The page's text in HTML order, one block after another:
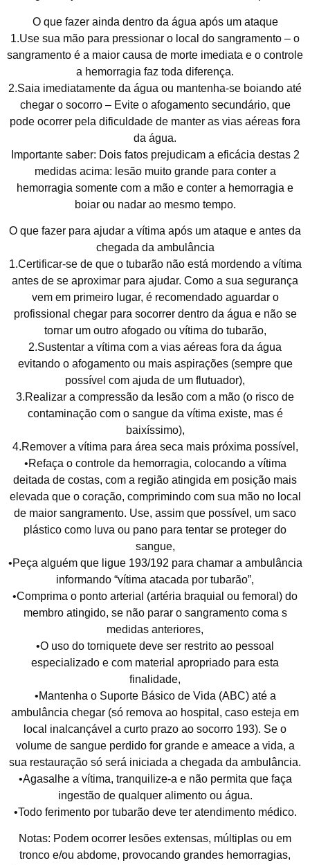
O que fazer ainda dentro da água após um ataque
1.Use sua mão para pressionar o local do sangramento – o
sangramento é a maior causa de morte imediata e o controle
a hemorragia faz toda diferença.
2.Saia imediatamente da água ou mantenha-se boiando até
chegar o socorro – Evite o afogamento secundário, que
pode ocorrer pela dificuldade de manter as vias aéreas fora
da água.
Importante saber: Dois fatos prejudicam a eficácia destas 2
medidas acima: lesão muito grande para conter a
hemorragia somente com a mão e conter a hemorragia e
boiar ou nadar ao mesmo tempo.
O que fazer para ajudar a vítima após um ataque e antes da
chegada da ambulância
1.Certificar-se de que o tubarão não está mordendo a vítima
antes de se aproximar para ajudar. Como a sua segurança
vem em primeiro lugar, é recomendado aguardar o
profissional chegar para socorrer dentro da água e não se
tornar um outro afogado ou vítima do tubarão,
2.Sustentar a vítima com a vias aéreas fora da água
evitando o afogamento ou mais aspirações (sempre que
possível com ajuda de um flutuador),
3.Realizar a compressão da lesão com a mão (o risco de
contaminação com o sangue da vítima existe, mas é
baixíssimo),
4.Remover a vítima para área seca mais próxima possível,
•Refaça o controle da hemorragia, colocando a vítima
deitada de costas, com a região atingida em posição mais
elevada que o coração, comprimindo com sua mão no local
de maior sangramento. Use, assim que possível, um saco
plástico como luva ou pano para tentar se proteger do
sangue,
•Peça alguém que ligue 193/192 para chamar a ambulância
informando “vítima atacada por tubarão”,
•Comprima o ponto arterial (artéria braquial ou femoral) do
membro atingido, se não parar o sangramento coma s
medidas anteriores,
•O uso do torniquete deve ser restrito ao pessoal
especializado e com material apropriado para esta
finalidade,
•Mantenha o Suporte Básico de Vida (ABC) até a
ambulância chegar (só remova ao hospital, caso esteja em
local inalcançável a curto prazo ao socorro 193). Se o
volume de sangue perdido for grande e ameace a vida, a
sua restauração só será iniciada a chegada da ambulância.
•Agasalhe a vítima, tranquilize-a e não permita que faça
ingestão de qualquer alimento ou água.
•Todo ferimento por tubarão deve ter atendimento médico.
Notas: Podem ocorrer lesões extensas, múltiplas ou em
tronco e/ou abdome, provocando grandes hemorragias,